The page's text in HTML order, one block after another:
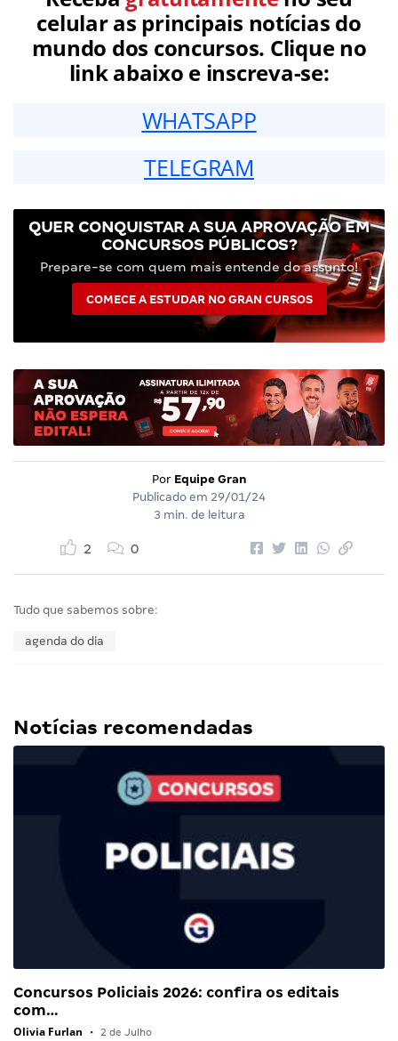
celular as principais notícias do
mundo dos concursos. Clique no
link abaixo e inscreva-se:
WHATSAPP
TELEGRAM
QUER CONQUISTAR A SUA APROVAÇÃO EM
CONCURSOS PÚBLICOS?
Prepare-se com quem mais entende do assunto!
COMECE A ESTUDAR NO GRAN CURSOS
Por Equipe Gran
Publicado em 29/01/24
3 min. de leitura
2 0
Tudo que sabemos sobre:
agenda do dia
Notícias recomendadas
Concursos Policiais 2026: confira os editais
com…
Olivia Furlan • 2 de Julho